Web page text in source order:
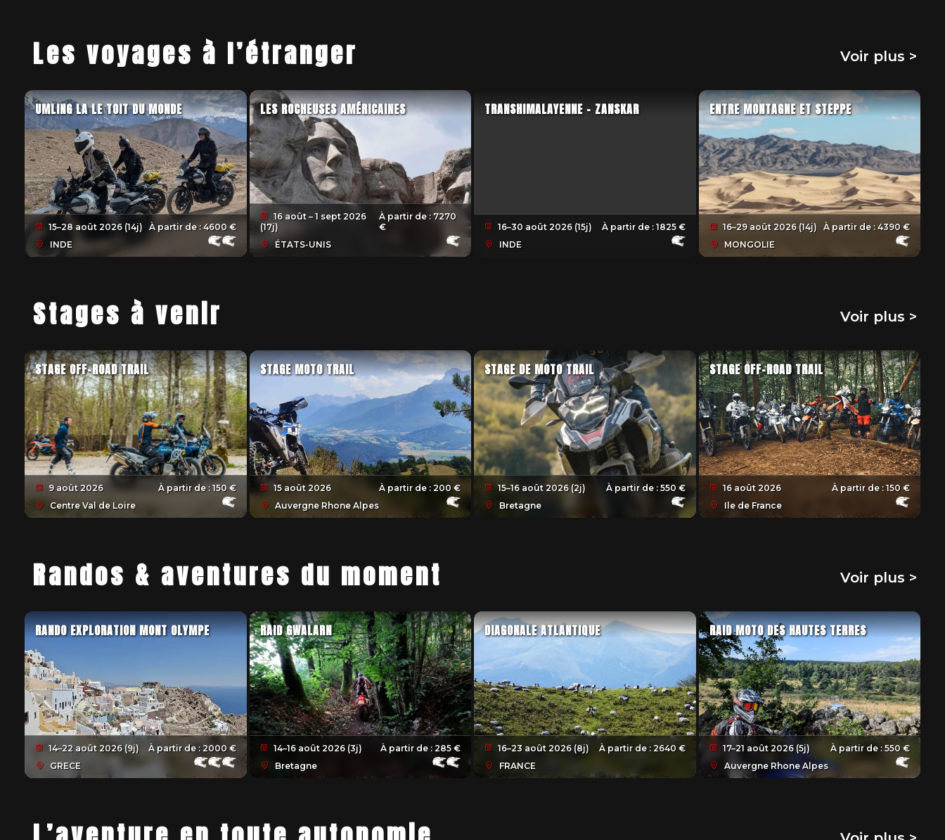
Les voyages à l’étranger Voir plus >
UMLING LA LE TOIT DU MONDE
15–28 août 2026 (14j)
INDE
À partir de :4600 €
LES ROCHEUSES AMÉRICAINES
16 août – 1 sept 2026
(17j)
ÉTATS-UNIS
À partir de : 7270
€
TRANSHIMALAYENNE - ZANSKAR
16–30 août 2026 (15j)
INDE
À partir de : 1825 €
ENTRE MONTAGNE ET STEPPE
16–29 août 2026 (14j)
MONGOLIE
À partir de :4390 €
Stages à venir Voir plus >
STAGE OFF-ROAD TRAIL
9 août 2026
Centre Val de Loire
À partir de :150 €
STAGE MOTO TRAIL
15 août 2026
Auvergne Rhone Alpes
À partir de : 200 €
STAGE DE MOTO TRAIL
15–16 août 2026 (2j)
Bretagne
À partir de : 550 €
STAGE OFF-ROAD TRAIL
16 août 2026
Ile de France
À partir de : 150 €
Randos & aventures du moment Voir plus >
RANDO EXPLORATION MONT OLYMPE
14–22 août 2026 (9j)
GRECE
À partir de : 2000 €
RAID GWALARN
14–16 août 2026 (3j)
Bretagne
À partir de : 285 €
DIAGONALE ATLANTIQUE
16–23 août 2026 (8j)
FRANCE
À partir de : 2640 €
RAID MOTO DES HAUTES TERRES
17–21 août 2026 (5j)
Auvergne Rhone Alpes
À partir de : 550 €